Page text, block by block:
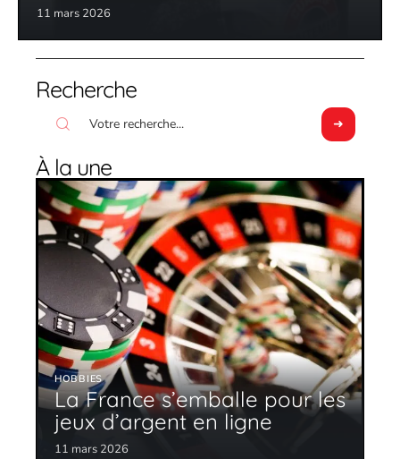
11 mars 2026
Recherche
À la une
HOBBIES
La France s’emballe pour les
jeux d’argent en ligne
11 mars 2026